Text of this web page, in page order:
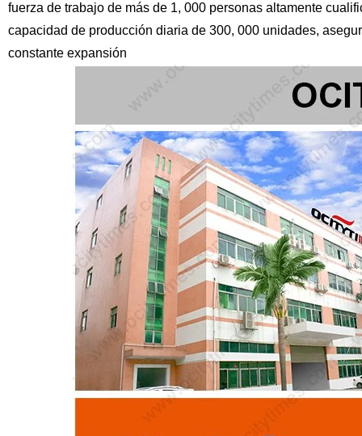
fuerza de trabajo de más de 1, 000 personas altamente
capacidad de producción diaria de 300, 000 unidades,
constante expansión